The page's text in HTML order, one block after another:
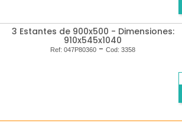
3 Estantes de 900x500 - Dimensiones:
910x545x1040
Ref: 047P80360 - Cod: 3358